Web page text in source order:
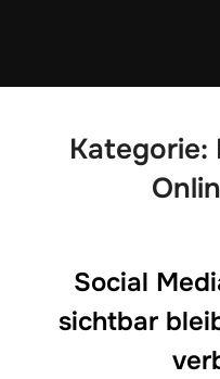
Kategorie:
Social
sichtbar